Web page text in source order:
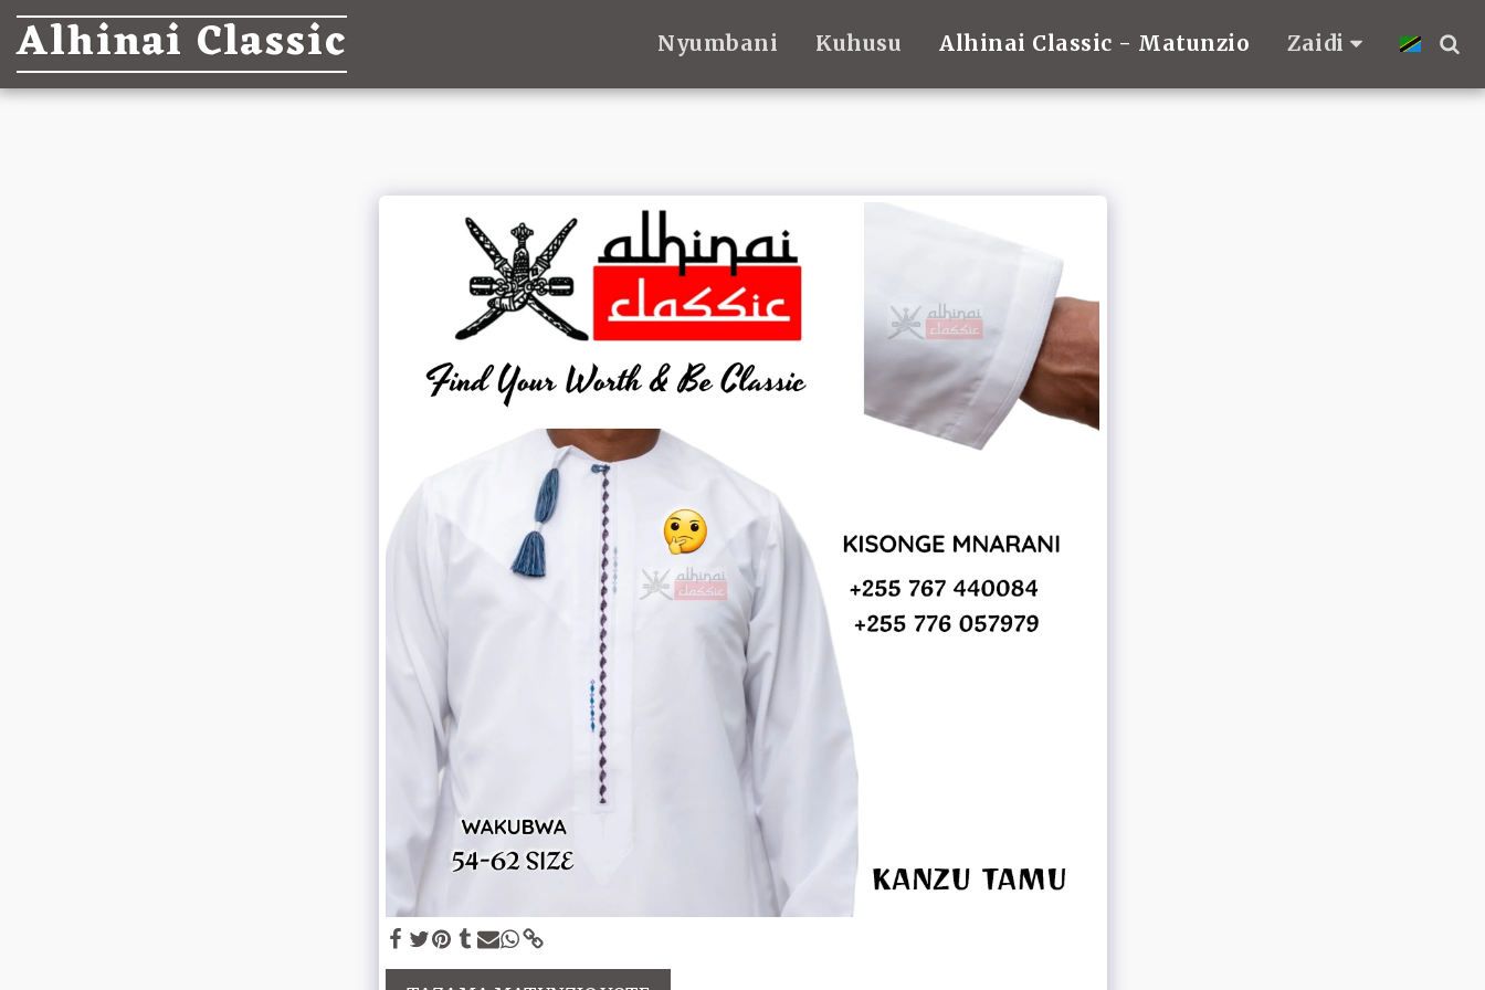
Alhinai Classic Nyumbani Kuhusu Alhinai Classic - Matunzio Zaidi